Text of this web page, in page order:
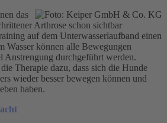
das
Arthrose schon sichtbar
auf dem Unterwasserlaufband einen
Wasser können alle Bewegungen
Anstrengung durchgeführt werden.
Therapie dazu, dass sich die Hunde
wieder besser bewegen können und
haben.